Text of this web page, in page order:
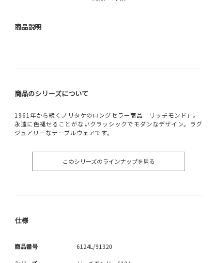
商品説明
商品のシリーズについて
1961年から続くノリタケのロングセラー商品「リッチモンド」。
永遠に色褪せることがないクラッシックでモダンなデザイン。ラグ
ジュアリーなテーブルウェアです。
このシリーズのラインナップを見る
仕様
商品番号 6124L/91320